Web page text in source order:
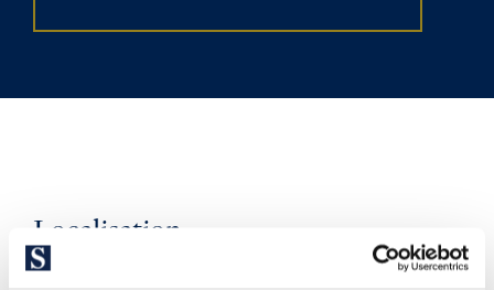
Localisation
S’il y a un endroit qui fait fureur aussi bien pour les touristes